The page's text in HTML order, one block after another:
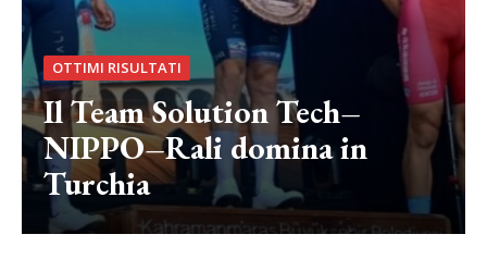
OTTIMI RISULTATI
Il Team Solution Tech–
NIPPO–Rali domina in
Turchia